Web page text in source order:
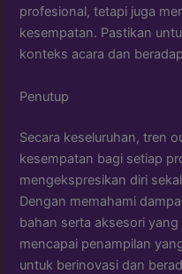
profesional, tetapi juga
kesempatan. Pastikan
konteks acara dan
Penutup
Secara keseluruhan, tren
kesempatan bagi setiap
mengekspresikan diri
Dengan memahami
bahan serta aksesori
mencapai penampilan
untuk berinovasi dan